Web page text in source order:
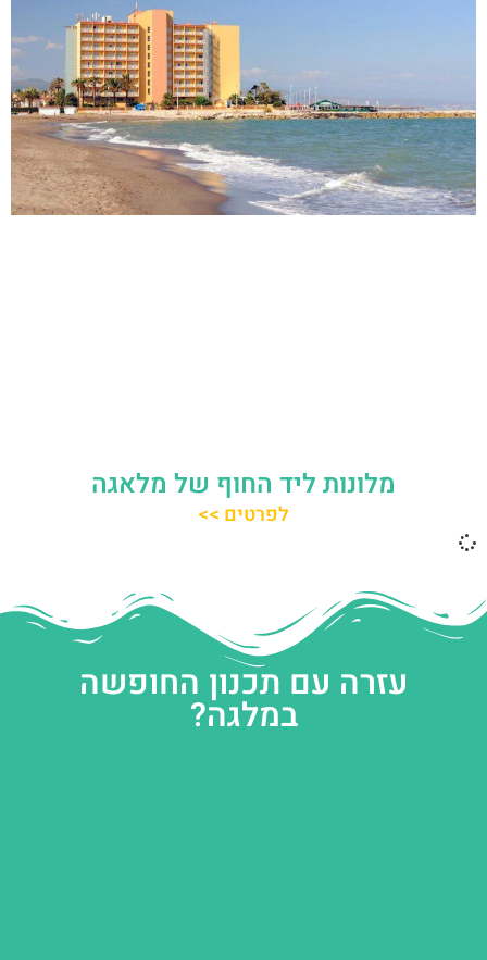
מלונות ליד החוף של מלאגה
לפרטים >>
עזרה עם תכנון החופשה
במלגה?